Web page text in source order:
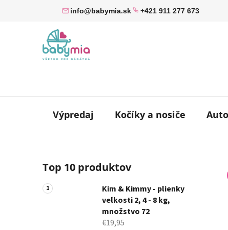
info@babymia.sk +421 911 277 673
Výpredaj Kočíky a nosiče
o
č
n
Top 10 produktov
Kim & Kimmy - plienky
veľkosti 2, 4 - 8 kg,
množstvo 72
€19,95